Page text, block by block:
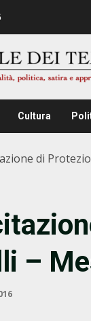
Cultura
di
–